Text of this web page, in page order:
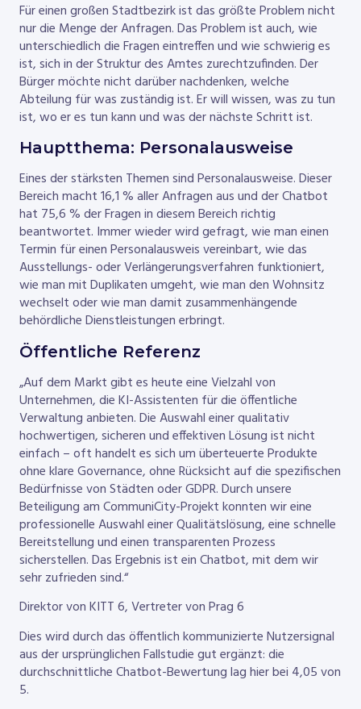
Für einen großen Stadtbezirk ist das größte Problem nicht
nur die Menge der Anfragen. Das Problem ist auch, wie
unterschiedlich die Fragen eintreffen und wie schwierig es
ist, sich in der Struktur des Amtes zurechtzufinden. Der
Bürger möchte nicht darüber nachdenken, welche
Abteilung für was zuständig ist. Er will wissen, was zu tun
ist, wo er es tun kann und was der nächste Schritt ist.
Hauptthema: Personalausweise
Eines der stärksten Themen sind Personalausweise. Dieser
Bereich macht 16,1 % aller Anfragen aus und der Chatbot
hat 75,6 % der Fragen in diesem Bereich richtig
beantwortet. Immer wieder wird gefragt, wie man einen
Termin für einen Personalausweis vereinbart, wie das
Ausstellungs- oder Verlängerungsverfahren funktioniert,
wie man mit Duplikaten umgeht, wie man den Wohnsitz
wechselt oder wie man damit zusammenhängende
behördliche Dienstleistungen erbringt.
Öffentliche Referenz
„Auf dem Markt gibt es heute eine Vielzahl von
Unternehmen, die KI-Assistenten für die öffentliche
Verwaltung anbieten. Die Auswahl einer qualitativ
hochwertigen, sicheren und effektiven Lösung ist nicht
einfach – oft handelt es sich um überteuerte Produkte
ohne klare Governance, ohne Rücksicht auf die spezifischen
Bedürfnisse von Städten oder GDPR. Durch unsere
Beteiligung am CommuniCity-Projekt konnten wir eine
professionelle Auswahl einer Qualitätslösung, eine schnelle
Bereitstellung und einen transparenten Prozess
sicherstellen. Das Ergebnis ist ein Chatbot, mit dem wir
sehr zufrieden sind.“
Direktor von KITT 6, Vertreter von Prag 6
Dies wird durch das öffentlich kommunizierte Nutzersignal
aus der ursprünglichen Fallstudie gut ergänzt: die
durchschnittliche Chatbot-Bewertung lag hier bei 4,05 von
5.